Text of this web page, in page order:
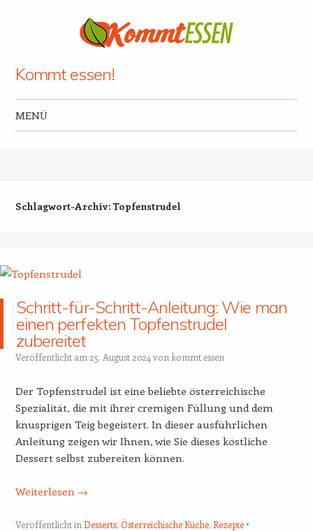
Kommt essen!
MENÜ
Schlagwort-Archiv: Topfenstrudel
Schritt-für-Schritt-Anleitung: Wie man
einen perfekten Topfenstrudel
zubereitet
Veröffentlicht am 25. August 2024 von kommt essen
Der Topfenstrudel ist eine beliebte österreichische
Spezialität, die mit ihrer cremigen Füllung und dem
knusprigen Teig begeistert. In dieser ausführlichen
Anleitung zeigen wir Ihnen, wie Sie dieses köstliche
Dessert selbst zubereiten können.
Weiterlesen →
Veröffentlicht in Desserts, Österreichische Küche, Rezepte